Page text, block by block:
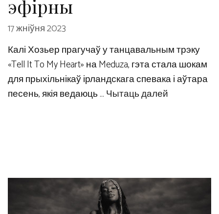
эфірны
17 жніўня 2023
Калі Хозьер прагучаў у танцавальным трэку
«Tell It To My Heart» на Meduza, гэта стала шокам
для прыхільнікаў ірландскага спевака і аўтара
песень, якія ведаюць …Чытаць далей